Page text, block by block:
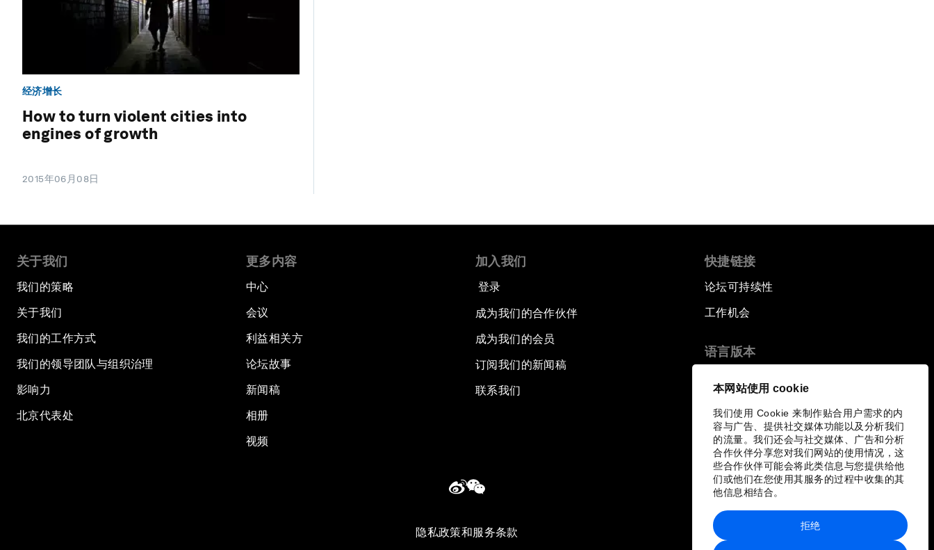
本网站使用 cookie
我们使用 Cookie 来制作贴合用户需求的内
容与广告、提供社交媒体功能以及分析我们
的流量。我们还会与社交媒体、广告和分析
合作伙伴分享您对我们网站的使用情况，这
些合作伙伴可能会将此类信息与您提供给他
们或他们在您使用其服务的过程中收集的其
他信息相结合。
拒绝
经济增长
How to turn violent cities into
engines of growth
2015年06月08日
关于我们
我们的策略
关于我们
我们的工作方式
我们的领导团队与组织治理
影响力
北京代表处
更多内容
中心
会议
利益相关方
论坛故事
新闻稿
相册
视频
加入我们
登录
成为我们的合作伙伴
成为我们的会员
订阅我们的新闻稿
联系我们
快捷链接
论坛可持续性
工作机会
语言版本
隐私政策和服务条款